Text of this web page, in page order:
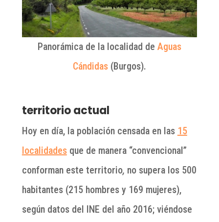
Panorámica de la localidad de Aguas
Cándidas(Burgos).
territorio actual
Hoy en día, la población censada en las 15
localidadesque de manera “convencional”
conforman este territorio, no supera los 500
habitantes (215 hombres y 169 mujeres),
según datos del INE del año 2016; viéndose